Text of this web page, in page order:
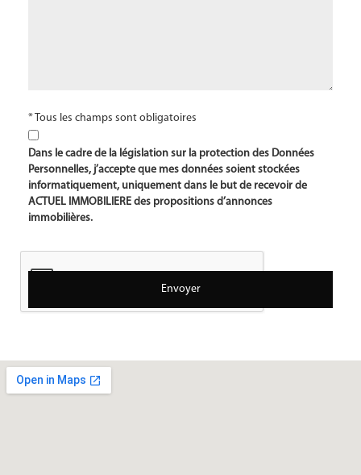
* Tous les champs sont obligatoires
Dans le cadre de la législation sur la protection des Données
Personnelles, j’accepte que mes données soient stockées
informatiquement, uniquement dans le but de recevoir de
ACTUEL IMMOBILIERE des propositions d’annonces
immobilières.